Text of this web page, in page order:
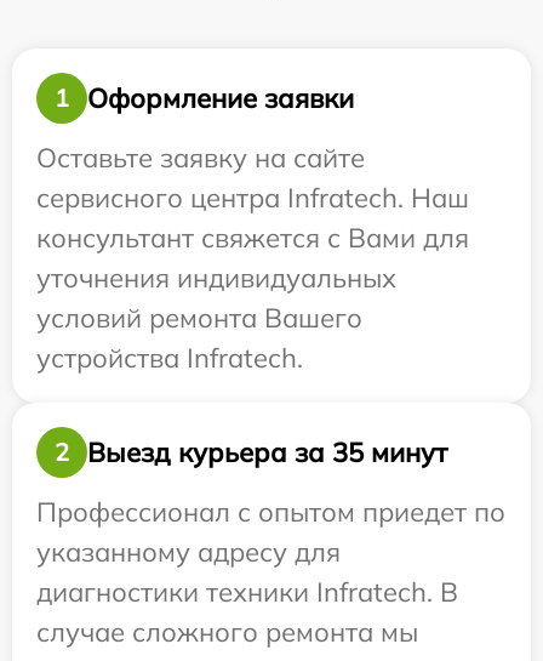
1
Оформление заявки
Оставьте заявку на сайте
сервисного центра Infratech. Наш
консультант свяжется с Вами для
уточнения индивидуальных
условий ремонта Вашего
устройства Infratech.
2
Выезд курьера за 35 минут
Профессионал с опытом приедет по
указанному адресу для
диагностики техники Infratech. В
случае сложного ремонта мы